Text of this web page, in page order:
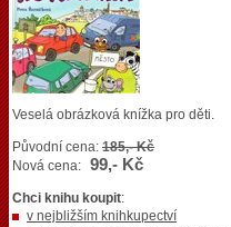
Veselá obrázková knížka pro děti.
Původní cena: 185,- Kč
Nová cena: 99,- Kč
Chci knihu koupit:
v nejbližším knihkupectví